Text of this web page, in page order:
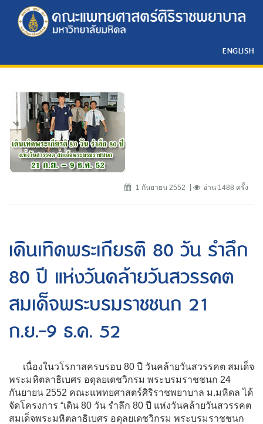
ENGLISH
1 กันยายน 2552 อ่าน 1488 ครั้ง
เดินเทิดพระเกียรติ 80 วัน รำลึก
80 ปี แห่งวันคล้ายวันสวรรคต
สมเด็จพระบรมราชชนก 21
ก.ย.-9 ธ.ค. 52
เนื่องในวโรกาสครบรอบ 80 ปี วันคล้ายวันสวรรคต สมเด็จ
พระมหิตลาธิเบศร อดุลยเดชวิกรม พระบรมราชชนก 24
กันยายน 2552 คณะแพทยศาสตร์ศิริราชพยาบาล ม.มหิดล ได้
จัดโครงการ “เดิน 80 วัน รำลึก 80 ปี แห่งวันคล้ายวันสวรรคต
สมเด็จพระมหิตลาธิเบศร อดุลยเดชวิกรม พระบรมราชชนก